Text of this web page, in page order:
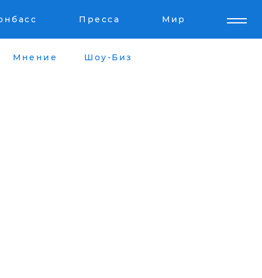
Пресса Мир
Мнение Шоу-Биз